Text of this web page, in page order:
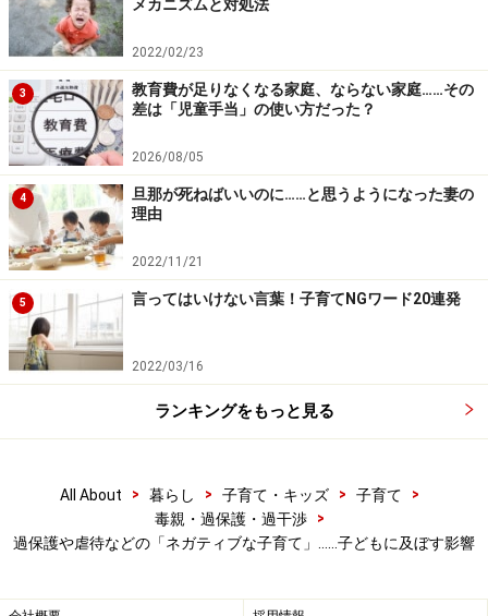
グとは？
愛情はたっぷりと、引き締めるところはしっかりと
いじめに関わるすべてのリスクを下げるのが、
「Positive Parenting＝ポジティブな子育て」です。この
研究でも、親が、
しっかりと支えること
温かく包むこと
明確なルールを作り、子どもにきちんと教えること
がいじめ防止につながると示唆しています。つまり、愛
情はたっぷり、でも引き締めるところはしっかりと、が
いじめをなくす子育て法。「いじめをなくす」と書いた
からです。
す。いじめっ子がいる限り、いじめはなくなりません。
メカニズムと対処法
2022/02/23
3
教育費が足りなくなる家庭、ならない家庭……その
差は「児童手当」の使い方だった？
2026/08/05
4
旦那が死ねばいいのに……と思うようになった妻の
理由
2022/11/21
5 言ってはいけない言葉！子育てNGワード20連発
2022/03/16
ランキングをもっと見る
All About > 暮らし > 子育て・キッズ > 子育て
>
毒親・過保護・過干渉
>
過保護や虐待などの「ネガティブな子育て」……子どもに及ぼす影響